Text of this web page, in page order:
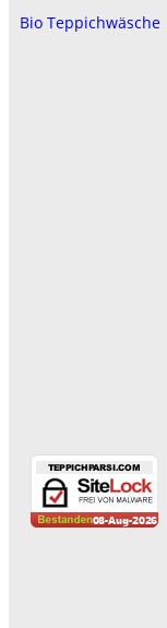
Bio Teppichwäsche